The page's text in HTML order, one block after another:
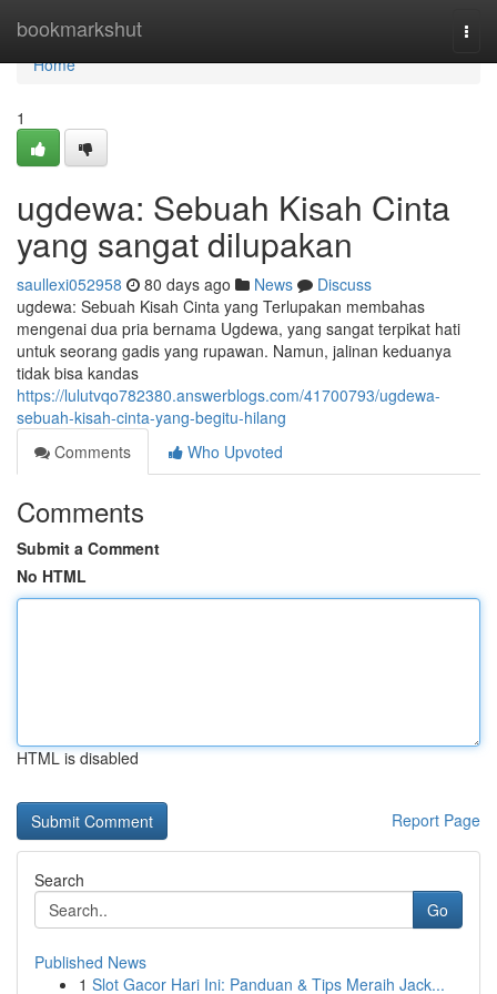
bookmarkshut
Home
Home
1
ugdewa: Sebuah Kisah Cinta
yang sangat dilupakan
saullexi052958 80 days ago News
Discuss
ugdewa: Sebuah Kisah Cinta yang Terlupakan membahas
mengenai dua pria bernama Ugdewa, yang sangat terpikat hati
untuk seorang gadis yang rupawan. Namun, jalinan keduanya
tidak bisa kandas
https://lulutvqo782380.answerblogs.com/41700793/ugdewa-
sebuah-kisah-cinta-yang-begitu-hilang
Comments
Who Upvoted
Comments
Submit a Comment
No HTML
HTML is disabled
Report Page
Search
Go
Published News
1 Slot Gacor Hari Ini: Panduan & Tips Meraih Jack...